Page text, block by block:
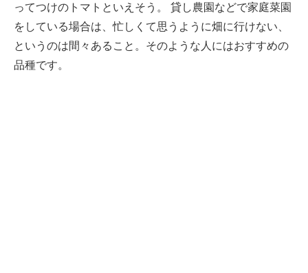
ってつけのトマトといえそう。 貸し農園などで家庭菜園
をしている場合は、忙しくて思うように畑に行けない、
というのは間々あること。そのような人にはおすすめの
品種です。